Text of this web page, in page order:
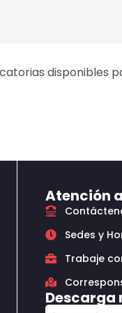
disponibles
Atención
Sedes y
Trabaje
Descarga